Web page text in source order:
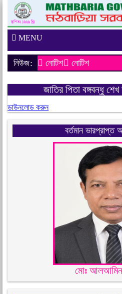
MENU
নিউজ: নোটিশ
নোটিশ
জাতির পিতা বঙ্গবন্ধু
ডাউনলোড করুন
বর্তমান ভারপ্রাপ্ত
মোঃ আলআমিন